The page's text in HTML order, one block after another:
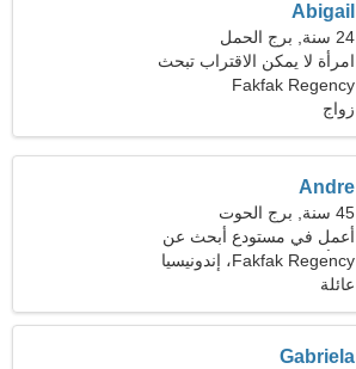
Abigail
24 سنة, برج الحمل
امرأة لا يمكن الاقتراب تبحث
عن الحب الحقيقي
Fakfak Regency
زواج
Andre
45 سنة, برج الحوت
أعمل في مستودع أبحث عن
امرأة عاطفية
Fakfak Regency، إندونيسيا
عائلة
Gabriela